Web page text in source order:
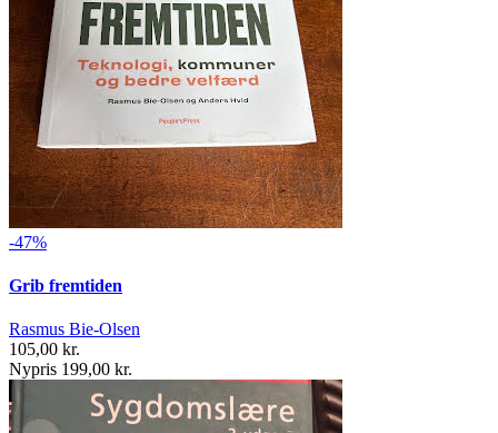
-47%
Grib fremtiden
Rasmus Bie-Olsen
105,00 kr.
Nypris 199,00 kr.